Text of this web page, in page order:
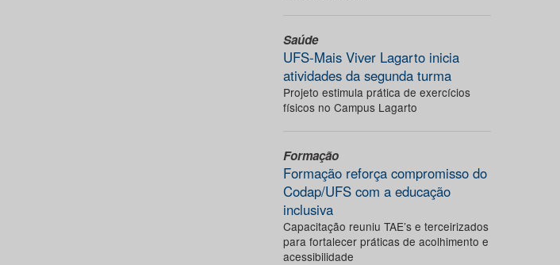
Saúde
UFS-Mais Viver Lagarto inicia
atividades da segunda turma
Projeto estimula prática de exercícios
físicos no Campus Lagarto
Formação
Formação reforça compromisso do
Codap/UFS com a educação
inclusiva
Capacitação reuniu TAE’s e terceirizados
para fortalecer práticas de acolhimento e
acessibilidade